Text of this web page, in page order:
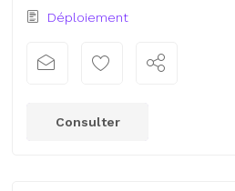
Déploiement
Consulter